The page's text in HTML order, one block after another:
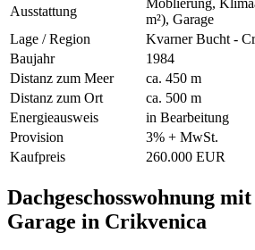
Ausstattung
m²), Garage
Lage / Region
Kvarner Bucht -
Baujahr
1984
Distanz zum Meer
ca. 450 m
Distanz zum Ort
ca. 500 m
Energieausweis
in Bearbeitung
Provision
3% + MwSt.
Kaufpreis
260.000 EUR
Dachgeschosswohnung
Garage in Crikvenica